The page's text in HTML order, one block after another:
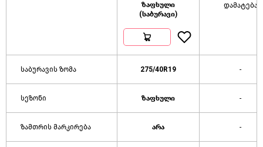
ზაფხული
(საბურავი)
დამატება
საბურავის ზომა 275/40R19 -
სეზონი ზაფხული -
ზამთრის მარკირება არა -